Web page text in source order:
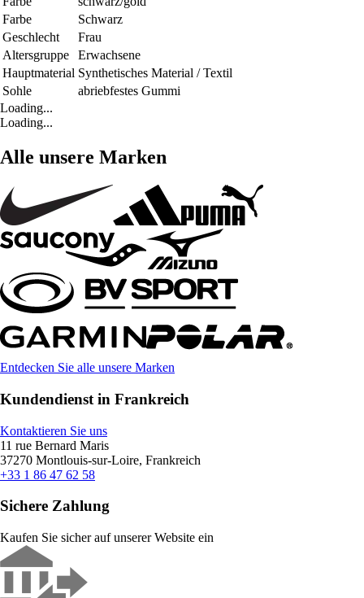
Farbe
Schwarz
Geschlecht
Frau
Altersgruppe
Erwachsene
Hauptmaterial Synthetisches Material / Textil
Sohle
abriebfestes Gummi
Loading...
Loading...
Alle unsere Marken
Entdecken Sie alle unsere Marken
Kundendienst in Frankreich
Kontaktieren Sie uns
11 rue Bernard Maris
37270 Montlouis-sur-Loire, Frankreich
+33 1 86 47 62 58
Sichere Zahlung
Kaufen Sie sicher auf unserer Website ein